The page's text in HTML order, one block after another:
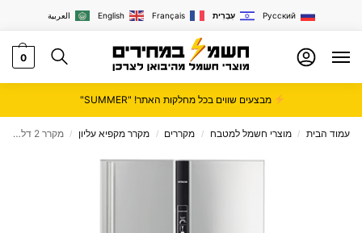
العربية English Français עִבְרִית Русский
0
מבצעים שווים בכל מחלקות האתר! "SUMMER"
עמוד הבית / מוצרי חשמל למטבח / מקררים / מקרר מקפיא עליון / מקרר 2 דלתות מקפיא עליון HITACHI דגם R-V910PRS1 כסוף